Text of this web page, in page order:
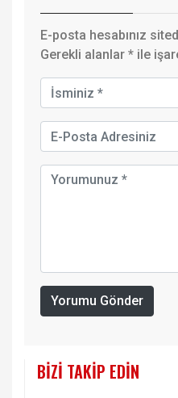
E-posta hesabınız
Gerekli alanlar * ile
Yorumu Gönder
BIZI TAKIP EDIN